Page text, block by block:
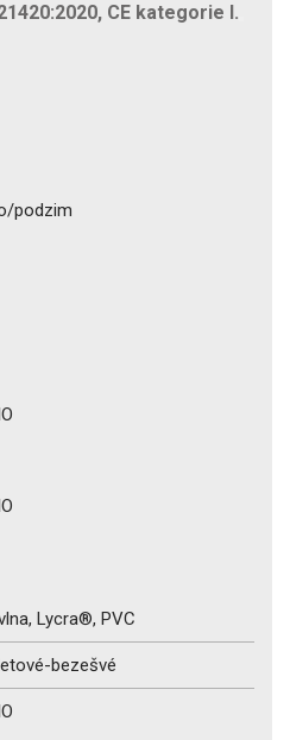
CE kategorie I.
podzim
Lycra®, PVC
bezešvé